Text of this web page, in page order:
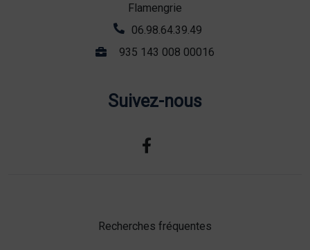
Flamengrie
06.98.64.39.49
935 143 008 00016
Suivez-nous
Recherches fréquentes